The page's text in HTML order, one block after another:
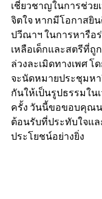
เชี่ยวชาญในการช่ว
จิตใจ หากมีโอกาสยิ
ปวีณาฯ ในการหารือ
เหลือเด็กและสตรีที่ถู
ล่วงละเมิดทางเพศ โ
จะนัดหมายประชุมห
กันให้เป็นรูปธรรมใน
ครั้ง วันนี้ขอขอบคุณ
ต้อนรับที่ประทับใจแ
ประโยชน์อย่างยิ่ง